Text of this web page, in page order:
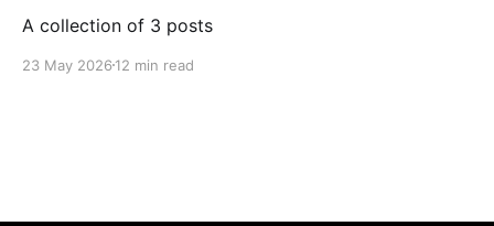
A collection of 3 posts
23 May 2026 12 min read